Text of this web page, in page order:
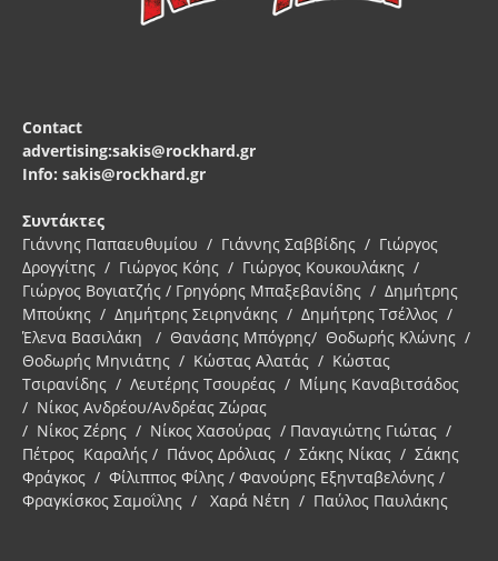
Contact
advertising:sakis@rockhard.gr
Info: sakis@rockhard.gr
Συντάκτες
Γιάννης Παπαευθυμίου / Γιάννης Σαββίδης / Γιώργος
Δρογγίτης / Γιώργος Κόης / Γιώργος Κουκουλάκης /
Γιώργος Βογιατζής / Γρηγόρης Μπαξεβανίδης / Δημήτρης
Μπούκης / Δημήτρης Σειρηνάκης / Δημήτρης Τσέλλος /
Έλενα Βασιλάκη / Θανάσης Μπόγρης/ Θοδωρής Κλώνης /
Θοδωρής Μηνιάτης / Κώστας Αλατάς / Κώστας
Τσιρανίδης / Λευτέρης Τσουρέας / Μίμης Καναβιτσάδος
/ Νίκος Ανδρέου/Ανδρέας Ζώρας
/ Νίκος Ζέρης / Νίκος Χασούρας / Παναγιώτης Γιώτας /
Πέτρος Καραλής / Πάνος Δρόλιας / Σάκης Νίκας / Σάκης
Φράγκος / Φίλιππος Φίλης / Φανούρης Εξηνταβελόνης /
Φραγκίσκος Σαμοΐλης / Χαρά Νέτη / Παύλος Παυλάκης